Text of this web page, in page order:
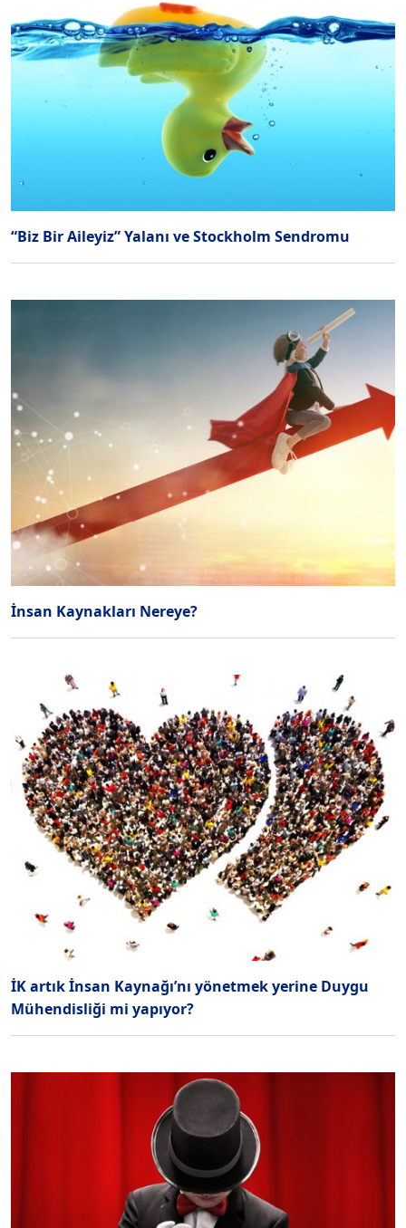
“Biz Bir Aileyiz” Yalanı ve Stockholm Sendromu
İnsan Kaynakları Nereye?
İK artık İnsan Kaynağı’nı yönetmek yerine Duygu
Mühendisliği mi yapıyor?